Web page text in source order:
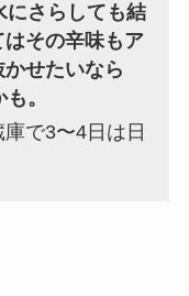
にさらしても結
その辛味もア
せたいなら
。
で3〜4日は日